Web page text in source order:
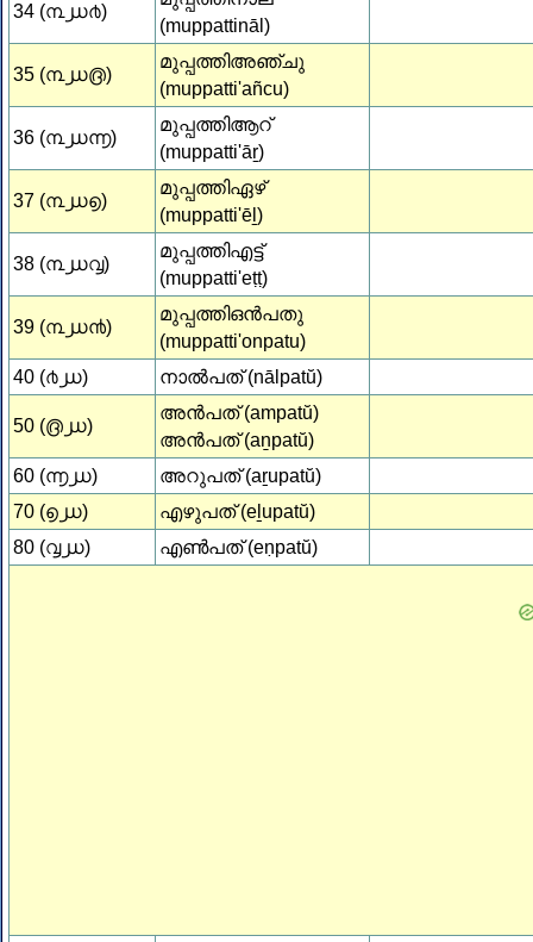
34 (൩൰൪)
(muppattināl)
35 (൩൰൫)
മുപ്പത്തിഅഞ്ചു
(muppatti'añcu)
36 (൩൰൬)
മുപ്പത്തിആറ്
(muppatti'āṟ)
37 (൩൰൭)
മുപ്പത്തിഏഴ്
(muppatti'ēḻ)
38 (൩൰൮)
മുപ്പത്തിഎട്ട്
(muppatti'eṭṭ)
39 (൩൰൯)
മുപ്പത്തിഒന്‍പതു
(muppatti'onpatu)
40 (൪൰)
നാല്‍പത്‌ (nālpatŭ)
50 (൫൰)
അന്‍പത് (ampatŭ)
അൻപത് (aṉpatŭ)
60 (൬൰)
അറുപത് (aṟupatŭ)
70 (൭൰)
എഴുപത് (eḻupatŭ)
80 (൮൰)
എണ്‍പത് (eṇpatŭ)